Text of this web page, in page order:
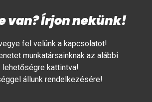
van? Írjon nekünk!
fel velünk a kapcsolatot!
munkatársainknak az alábbi
lehetőségre kattintva!
állunk rendelkezésére!